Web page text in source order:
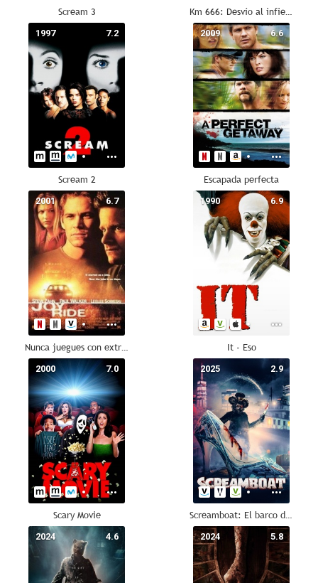
Scream 3 Km 666: Desvío al infierno
7.2
1997
Scream 2
6.6
2009
Escapada perfecta
6.7
2001
Nunca juegues con extraños
6.9
1990
It - Eso
7.0
2000
Scary Movie
2.9
2025
Screamboat: El barco del terror
4.6
2024 5.8
2024